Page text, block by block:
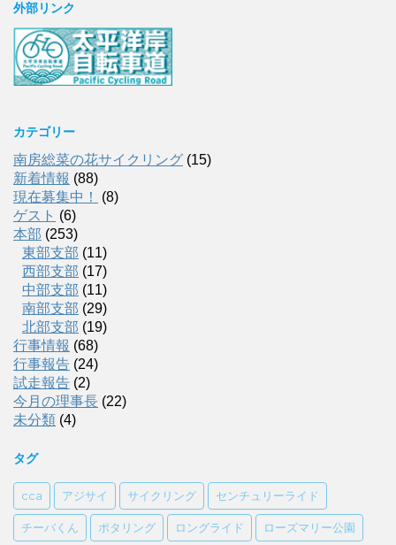
ブ
外部リンク
カテゴリー
南房総菜の花サイクリング (15)
新着情報 (88)
現在募集中！
(8)
ゲスト (6)
本部 (253)
東部支部 (11)
西部支部 (17)
中部支部 (11)
南部支部 (29)
北部支部 (19)
行事情報 (68)
行事報告 (24)
試走報告 (2)
今月の理事長 (22)
未分類 (4)
タグ
cca アジサイ サイクリング センチュリーライド
チーバくん ポタリング ロングライド ローズマリー公園